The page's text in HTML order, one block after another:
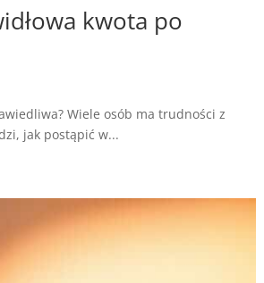
kwota po
Wiele osób ma trudności z
jak postąpić w...